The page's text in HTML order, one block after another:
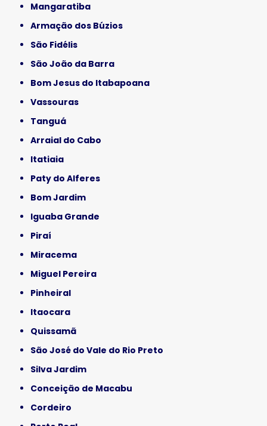
Mangaratiba
Armação dos Búzios
São Fidélis
São João da Barra
Bom Jesus do Itabapoana
Vassouras
Tanguá
Arraial do Cabo
Itatiaia
Paty do Alferes
Bom Jardim
Iguaba Grande
Piraí
Miracema
Miguel Pereira
Pinheiral
Itaocara
Quissamã
São José do Vale do Rio Preto
Silva Jardim
Conceição de Macabu
Cordeiro